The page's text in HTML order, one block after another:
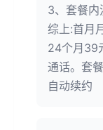
3、套餐内
综上:首月
24个月39
通话。套
自动续约